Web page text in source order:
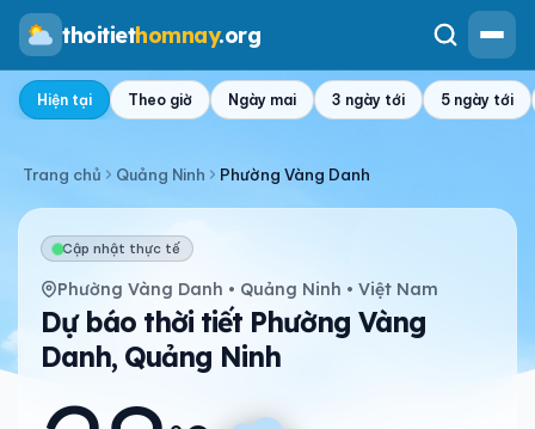
thoitiethomnay.org
Hiện tại Theo giờ Ngày mai 3 ngày tới 5 ngày tới
Trang chủ Quảng Ninh Phường Vàng Danh
Cập nhật thực tế
Phường Vàng Danh • Quảng Ninh • Việt Nam
Dự báo thời tiết Phường Vàng
Danh, Quảng Ninh